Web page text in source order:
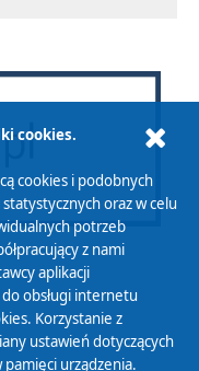
cookies.
cookies i podobnych
oraz w celu
potrzeb
z nami
aplikacji
obsługi internetu
Korzystanie z
ustawień dotyczących
pamięci urządzenia.